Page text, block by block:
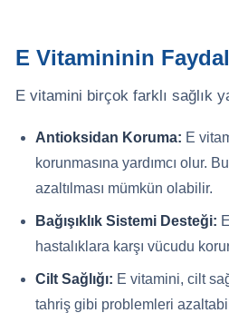
E Vitamininin
E vitamini birçok farklı sağlık
Antioksidan Koruma: E
korunmasına yardımcı olur.
azaltılması mümkün olabilir.
Bağışıklık Sistemi Desteği:
hastalıklara karşı vücudu
Cilt Sağlığı: E vitamini, cilt
tahriş gibi problemleri